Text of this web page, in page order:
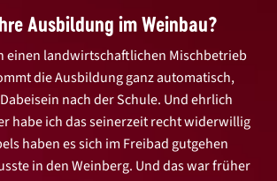
Ausbildung im Weinbau?
einen landwirtschaftlichen Mischbetrieb
die Ausbildung ganz automatisch,
nach der Schule. Und ehrlich
habe ich das seinerzeit recht widerwillig
haben es sich im Freibad gutgehen
in den Weinberg. Und das war früher